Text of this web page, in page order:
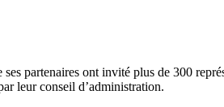
partenaires ont invité plus de 300
leur conseil d’administration.